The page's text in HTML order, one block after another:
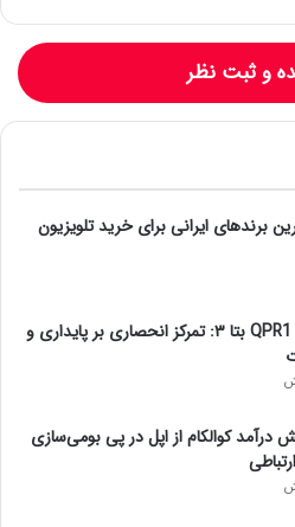
و ثبت نظر
برندهای ایرانی برای خرید تلویزیون
اندروید ۱۵ QPR1 بتا ۳: تمرکز انحصاری بر پایداری و
درآمد کوالکام از اپل در پی بومی‌سازی